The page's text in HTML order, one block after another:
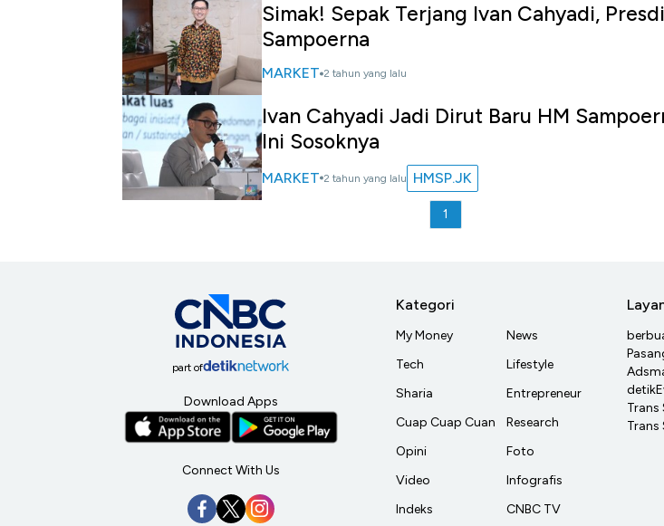
Simak! Sepak Terjang Ivan Cahyadi,
Sampoerna
MARKET 2 tahun yang lalu
Ivan Cahyadi Jadi Dirut Baru HM
Ini Sosoknya
MARKET 2 tahun yang lalu HMSP.JK
1
part of
Download Apps
Connect With Us
Kategori
My Money
Tech
Sharia
Cuap Cuap Cuan
Opini
Video
Indeks
News
Lifestyle
Entrepreneur
Research
Foto
Infografis
CNBC TV
Trans
Trans